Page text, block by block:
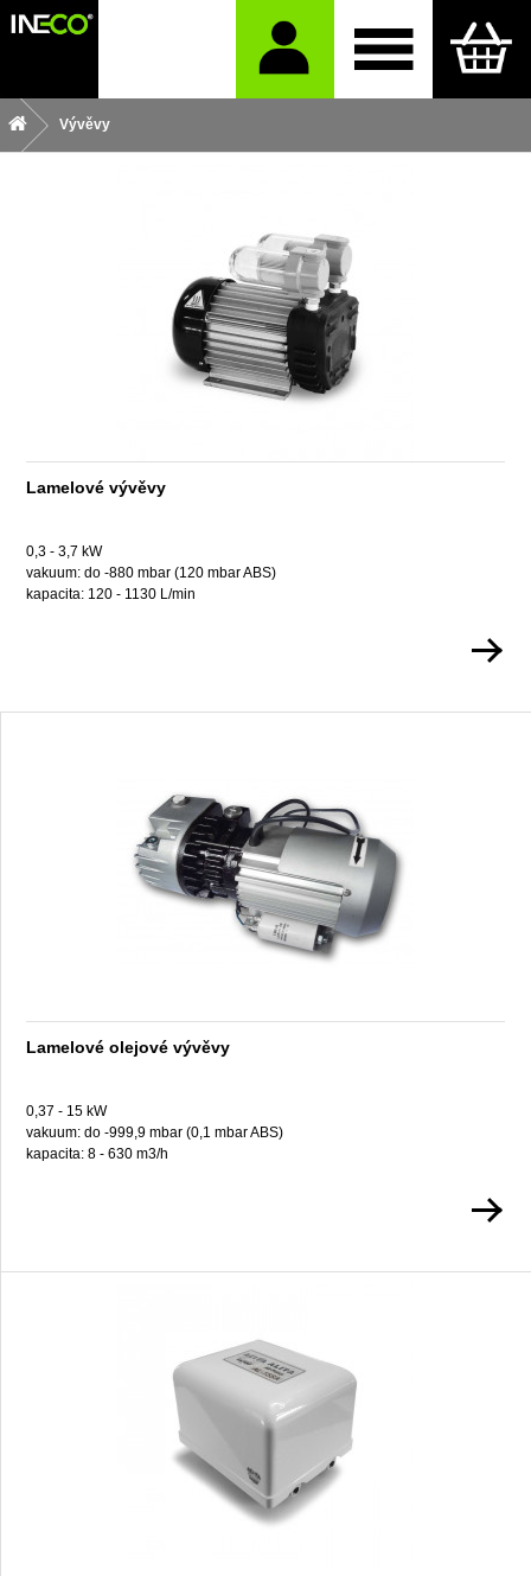
Vývěvy
Lamelové vývěvy
0,3 - 3,7 kW
vakuum: do -880 mbar (120 mbar ABS)
kapacita: 120 - 1130 L/min
Lamelové olejové vývěvy
0,37 - 15 kW
vakuum: do -999,9 mbar (0,1 mbar ABS)
kapacita: 8 - 630 m3/h